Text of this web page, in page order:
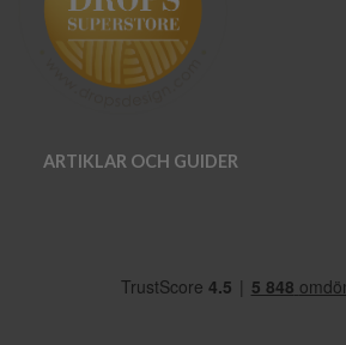
ARTIKLAR OCH GUIDER